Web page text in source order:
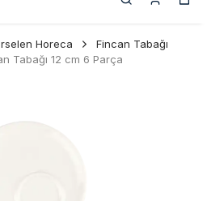
Horeca
Fincan Tabağı
Tabağı 12 cm 6 Parça